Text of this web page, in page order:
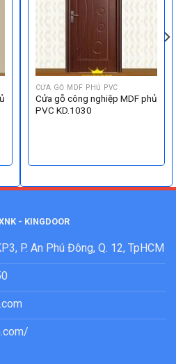
CỬA GỖ MDF PHỦ PVC
Cửa gỗ công nghiệp MDF phủ
PVC KD.1030
- KINGDOOR
P. An Phú Đông, Q. 12, TpHCM